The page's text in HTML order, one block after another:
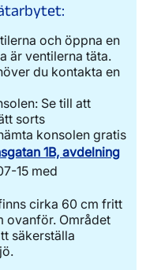
följa din
av displayen
mätaren. Om det
och 'DRY'
exempel
här hjälper
problem.
”Vad vill
rätt mätare
datumet för
för att
och öppna en
är ventilerna täta.
du kontakta en
Se till att
sorts
konsolen gratis
1B, avdelning
15 med
cirka 60 cm fritt
ovanför. Området
säkerställa